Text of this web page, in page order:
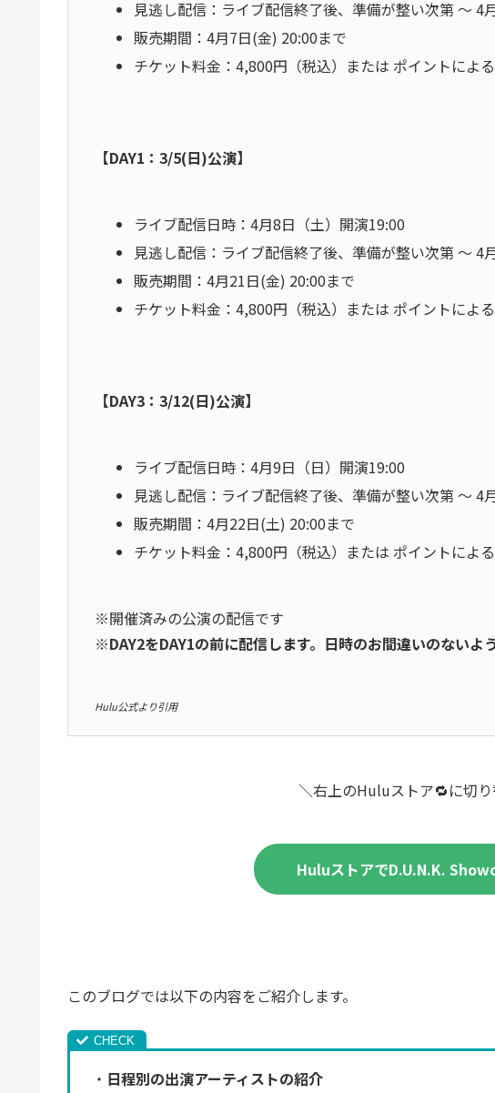
見逃し配信：ライブ配信終了後、準備が整い次第 〜 4
販売期間：4月7日(金) 20:00まで
チケット料金：4,800円（税込）または ポイントによ
【DAY1：3/5(日)公演】
ライブ配信日時：4月8日（土）開演19:00
見逃し配信：ライブ配信終了後、準備が整い次第 〜 4
販売期間：4月21日(金) 20:00まで
チケット料金：4,800円（税込）または ポイントによ
【DAY3：3/12(日)公演】
ライブ配信日時：4月9日（日）開演19:00
見逃し配信：ライブ配信終了後、準備が整い次第 〜 4
販売期間：4月22日(土) 20:00まで
チケット料金：4,800円（税込）または ポイントによ
※開催済みの公演の配信です
※DAY2をDAY1の前に配信します。日時のお間違いのないよ
Hulu公式より引用
＼右上のHuluストア🔁に切
HuluストアでD.U.N.K.
このブログでは以下の内容をご紹介します。
・ 日程別の出演アーティストの紹介